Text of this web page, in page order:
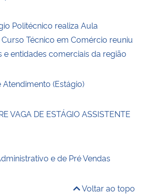
Politécnico realiza Aula
Técnico em Comércio reuniu
entidades comerciais da região
(Estágio)
VAGA DE ESTÁGIO ASSISTENTE
e de Pré Vendas
Voltar ao topo